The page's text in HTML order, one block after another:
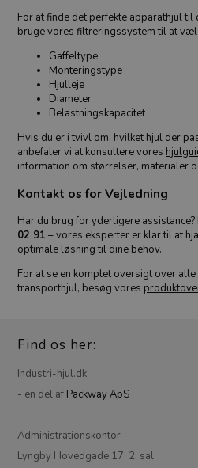
For at finde det perfekte apparathjul til
bruge vores filtreringssystem til at
Gaffeltype
Monteringstype
Hjulleje
Diameter
Belastningskapacitet
Hvis du er i tvivl om, hvilket hjul der
anbefaler vi at konsultere vores
information om størrelser, materialer
Kontakt os for Vejledning
Har du brug for yderligere
02 91 – vores eksperter er klar til at
optimale løsning til dine behov.
For at se en komplet oversigt over
transporthjul, besøg vores
Find os her:
Industri-hjul.dk
- en del af Packway ApS
Administrationskontor
Lyngby Hovedgade 17, 2. sal